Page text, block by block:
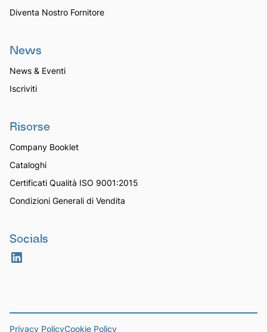
Diventa Nostro Fornitore
News
News & Eventi
Iscriviti
Risorse
Company Booklet
Cataloghi
Certificati Qualità ISO 9001:2015
Condizioni Generali di Vendita
Socials
Privacy PolicyCookie Policy